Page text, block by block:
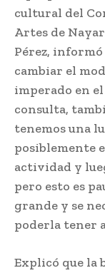
cultural del
Artes de
Pérez, informó
cambiar el
imperado en
consulta,
tenemos una
posiblemente
actividad y
pero esto es
grande y se
poderla tener
Explicó que la